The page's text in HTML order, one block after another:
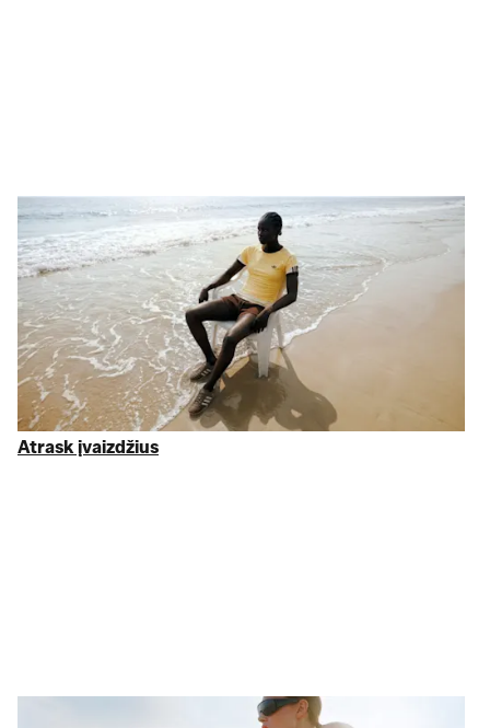
Įsikrauk energijos.
Funkcionalumas –
asmeniškai tau
Nesvarbu, ar treniruojiesi, ar tiesiog mėgaujiesi stiliumi – turime
viską, ko reikia. Atrinkome funkcionalią
sportinius batusišadidas,Nike,New Balance
ženklų iki 75 % pigiau nei RMK. Tai kas patikrinta. Ir nieko
daugiau.
Atrask įvaizdžius